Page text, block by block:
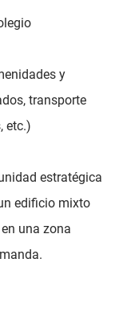
y
transporte
etc.)
estratégica
edificio mixto
una zona